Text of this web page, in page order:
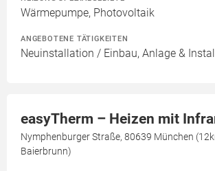
Wärmepumpe, Photovoltaik
ANGEBOTENE TÄTIGKEITEN
Neuinstallation / Einbau, Anlage &
easyTherm – Heizen mit
Nymphenburger Straße, 80639 München
Baierbrunn)